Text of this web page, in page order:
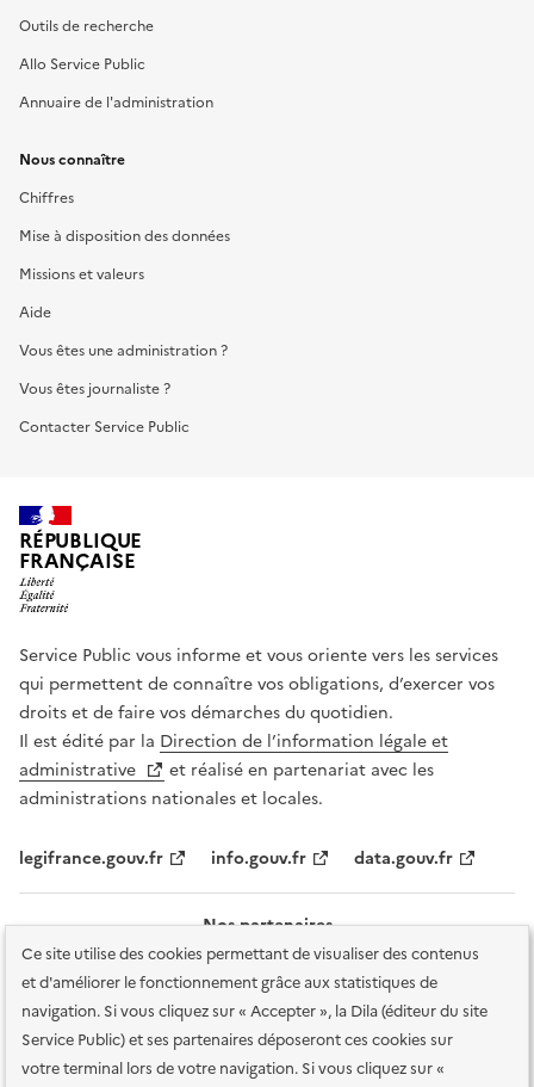
Ce site utilise des cookies permettant de visualiser des contenus
et d'améliorer le fonctionnement grâce aux statistiques de
navigation. Si vous cliquez sur « Accepter », la Dila (éditeur du site
Service Public) et ses partenaires déposeront ces cookies sur
votre terminal lors de votre navigation. Si vous cliquez sur «
Outils de recherche
Allo Service Public
Annuaire de l'administration
Nous connaître
Chiffres
Mise à disposition des données
Missions et valeurs
Aide
Vous êtes une administration ?
Vous êtes journaliste ?
Contacter Service Public
RÉPUBLIQUE
FRANÇAISE
Service Public vous informe et vous oriente vers les services
qui permettent de connaître vos obligations, d’exercer vos
droits et de faire vos démarches du quotidien.
Il est édité par la Direction de l’information légale et
administrative
et réalisé en partenariat avec les
administrations nationales et locales.
legifrance.gouv.fr info.gouv.fr data.gouv.fr
Nos partenaires
Plan du site Accessibilité : totalement conforme Accessibilité des